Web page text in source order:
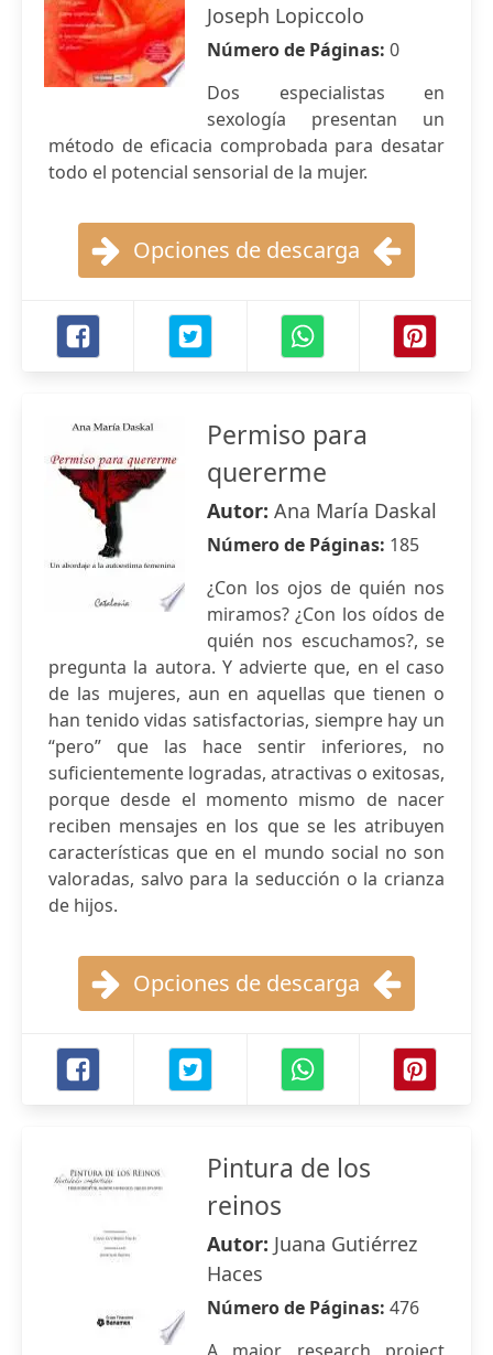
Joseph Lopiccolo
Número de Páginas: 0
Dos especialistas en
sexología presentan un
método de eficacia comprobada para desatar
todo el potencial sensorial de la mujer.
Opciones de descarga
Permiso para
quererme
Autor: Ana María Daskal
Número de Páginas: 185
¿Con los ojos de quién nos
miramos? ¿Con los oídos de
quién nos escuchamos?, se
pregunta la autora. Y advierte que, en el caso
de las mujeres, aun en aquellas que tienen o
han tenido vidas satisfactorias, siempre hay un
“pero” que las hace sentir inferiores, no
suficientemente logradas, atractivas o exitosas,
porque desde el momento mismo de nacer
reciben mensajes en los que se les atribuyen
características que en el mundo social no son
valoradas, salvo para la seducción o la crianza
de hijos.
Opciones de descarga
Pintura de los
reinos
Autor: Juana Gutiérrez
Haces
Número de Páginas: 476